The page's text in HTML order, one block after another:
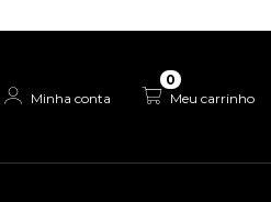
Minha conta Meu carrinho
0